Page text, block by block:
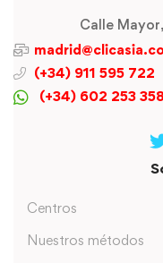
Calle
(+34) 911 595 722
(+34) 602 253 358
Centros
Nuestros métodos